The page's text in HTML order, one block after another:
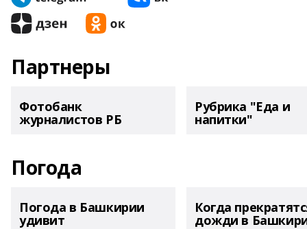
Партнеры
Фотобанк
журналистов РБ
Рубрика "Еда и
напитки"
Погода
Погода в Башкирии
удивит
Когда
дожди в